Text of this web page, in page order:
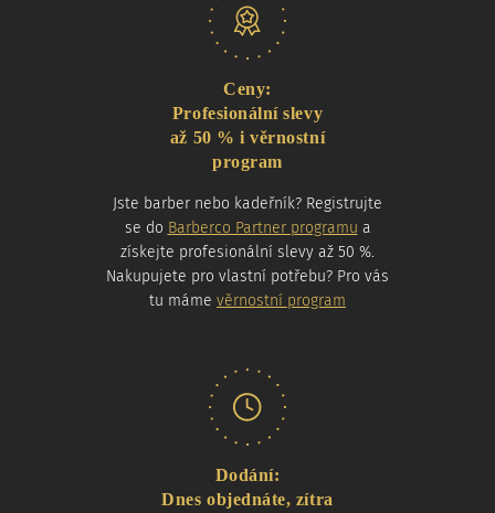
Ceny:
Profesionální slevy
až 50 % i věrnostní
program
Jste barber nebo kadeřník? Registrujte
se do Barberco Partner programu a
získejte profesionální slevy až 50 %.
Nakupujete pro vlastní potřebu? Pro vás
tu máme věrnostní program
Dodání:
Dnes objednáte, zítra